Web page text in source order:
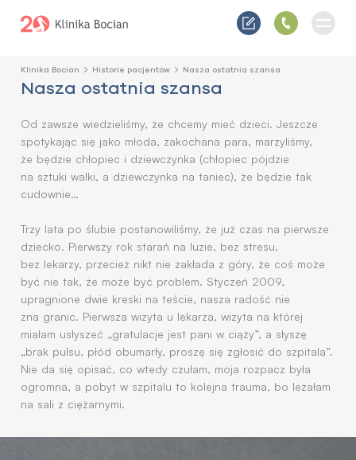
Klinika Bocian Historie pacjentów Nasza ostatnia szansa
Nasza ostatnia szansa
Od zawsze wiedzieliśmy, że chcemy mieć dzieci. Jeszcze
spotykając się jako młoda, zakochana para, marzyliśmy,
że będzie chłopiec i dziewczynka (chłopiec pójdzie
na sztuki walki, a dziewczynka na taniec), że będzie tak
cudownie…
Trzy lata po ślubie postanowiliśmy, że już czas na pierwsze
dziecko. Pierwszy rok starań na luzie, bez stresu,
bez lekarzy, przecież nikt nie zakłada z góry, że coś może
być nie tak, że może być problem. Styczeń 2009,
upragnione dwie kreski na teście, nasza radość nie
zna granic. Pierwsza wizyta u lekarza, wizyta na której
miałam usłyszeć „gratulacje jest pani w ciąży”, a słyszę
„brak pulsu, płód obumarły, proszę się zgłosić do szpitala”.
Nie da się opisać, co wtedy czułam, moja rozpacz była
ogromna, a pobyt w szpitalu to kolejna trauma, bo leżałam
na sali z ciężarnymi.